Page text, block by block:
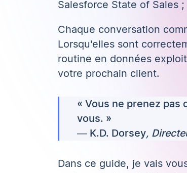
Salesforce State of Sales
Chaque conversation
Lorsqu'elles sont
routine en données
votre prochain client.
« Vous ne prenez
vous. »
— K.D. Dorsey,
Dans ce guide, je vais